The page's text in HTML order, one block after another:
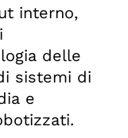
interno,
delle
sistemi di
e